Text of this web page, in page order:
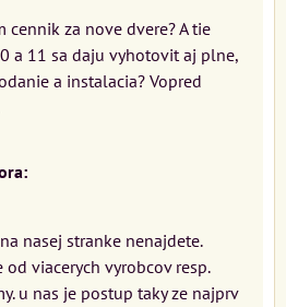
cennik za nove dvere? A tie
a 11 sa daju vyhotovit aj plne,
a instalacia? Vopred
nasej stranke nenajdete.
viacerych vyrobcov resp.
u nas je postup taky ze najprv